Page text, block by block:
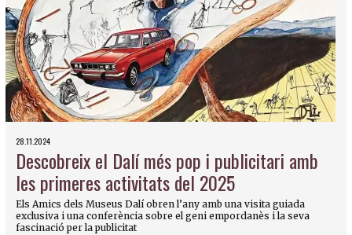
28.11.2024
Descobreix el Dalí més pop i publicitari amb
les primeres activitats del 2025
Els Amics dels Museus Dalí obren l’any amb una visita guiada
exclusiva i una conferència sobre el geni empordanès i la seva
fascinació per la publicitat